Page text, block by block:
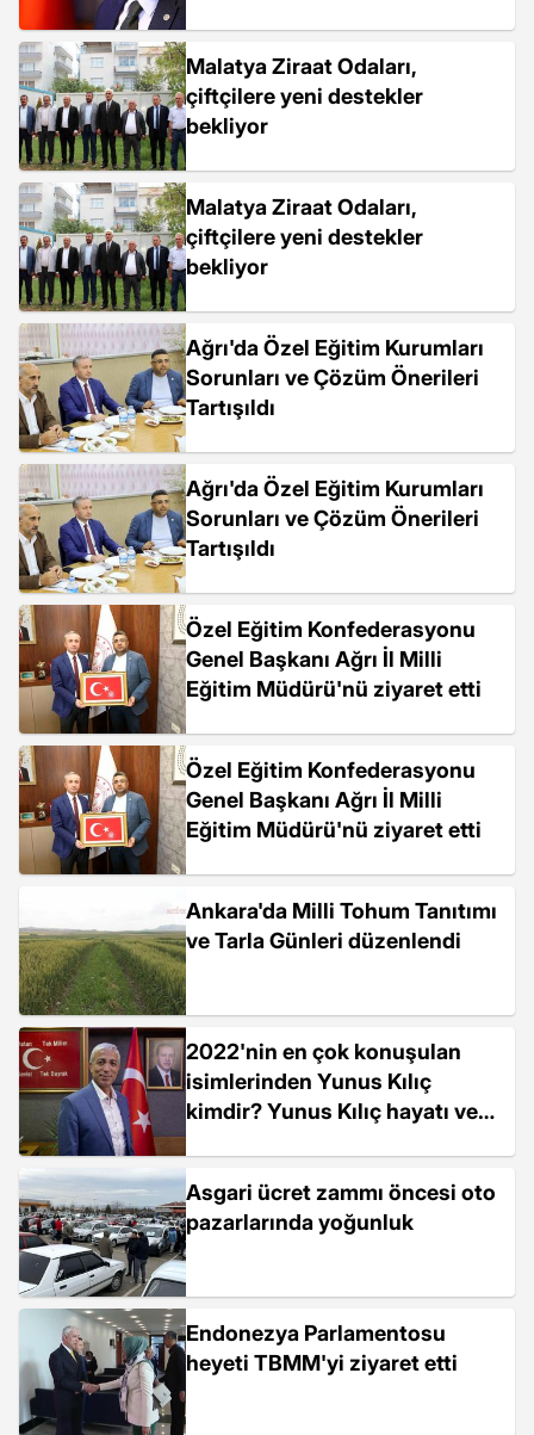
Malatya Ziraat Odaları,
çiftçilere yeni destekler
bekliyor
Malatya Ziraat Odaları,
çiftçilere yeni destekler
bekliyor
Ağrı'da Özel Eğitim Kurumları
Sorunları ve Çözüm Önerileri
Tartışıldı
Ağrı'da Özel Eğitim Kurumları
Sorunları ve Çözüm Önerileri
Tartışıldı
Özel Eğitim Konfederasyonu
Genel Başkanı Ağrı İl Milli
Eğitim Müdürü'nü ziyaret etti
Özel Eğitim Konfederasyonu
Genel Başkanı Ağrı İl Milli
Eğitim Müdürü'nü ziyaret etti
Ankara'da Milli Tohum Tanıtımı
ve Tarla Günleri düzenlendi
2022'nin en çok konuşulan
isimlerinden Yunus Kılıç
kimdir? Yunus Kılıç hayatı ve
Asgari ücret zammı öncesi oto
pazarlarında yoğunluk
Endonezya Parlamentosu
heyeti TBMM'yi ziyaret etti